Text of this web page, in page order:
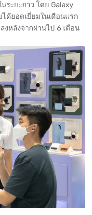
ระยะยาว โดย Galaxy
ด้ยอดเยี่ยมในเดือนแรก
งหลังจากผ่านไป 6 เดือน